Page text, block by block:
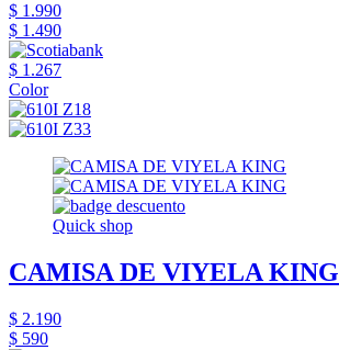
$ 1.990
$ 1.490
$ 1.267
Color
Quick shop
CAMISA DE VIYELA KING
$ 2.190
$ 590